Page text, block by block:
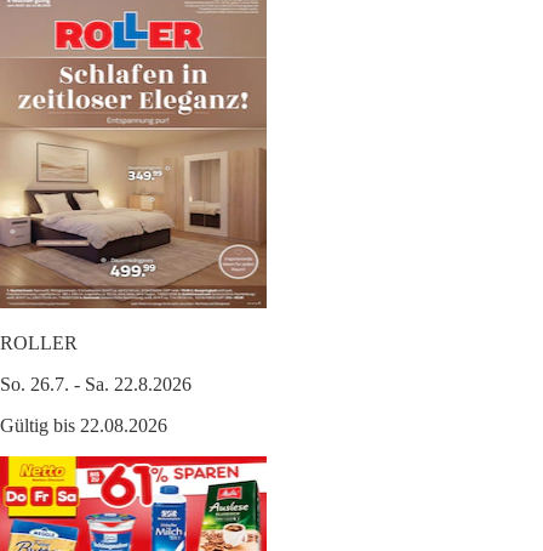
ROLLER
So. 26.7. - Sa. 22.8.2026
Gültig bis 22.08.2026